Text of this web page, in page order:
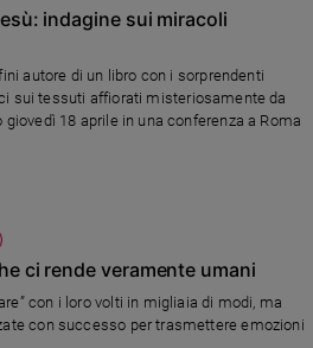
indagine sui miracoli
autore di un libro con i sorprendenti
sui tessuti affiorati misteriosamente da
18 aprile in una conferenza a Roma
ci rende veramente umani
con i loro volti in migliaia di modi, ma
con successo per trasmettere emozioni